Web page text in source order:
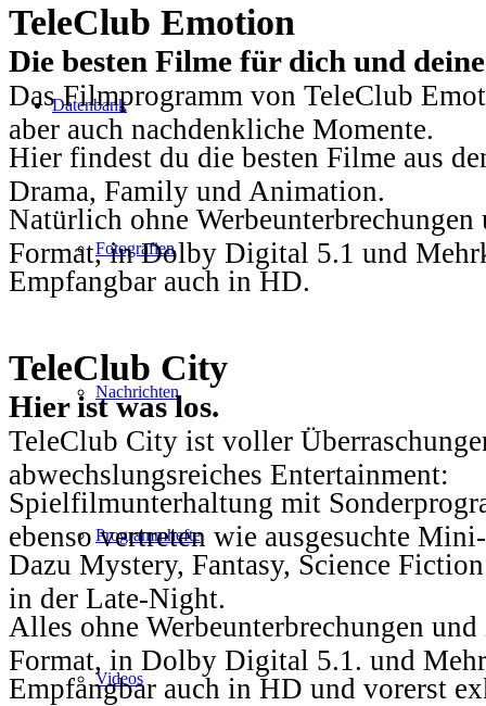
Datenbank
Fotografien
Nachrichten
Programmhefte
Videos
TeleClub Emotion
Die besten Filme für dich und
Das Filmprogramm von TeleClub
aber auch nachdenkliche Momente.
Hier findest du die besten Filme aus
Drama, Family und Animation.
Natürlich ohne
Format, in Dolby Digital 5.1 und
Empfangbar auch in HD.
TeleClub City
Hier ist was los.
TeleClub City ist voller
abwechslungsreiches Entertainment:
Spielfilmunterhaltung mit
ebenso vertreten wie ausgesuchte
Dazu Mystery, Fantasy, Science
in der Late-Night.
Alles ohne Werbeunterbrechungen
Format, in Dolby Digital 5.1. und
Empfangbar auch in HD und vorerst